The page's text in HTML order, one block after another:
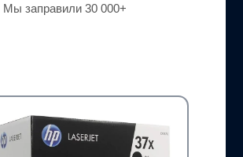
Мы заправили 30 000+